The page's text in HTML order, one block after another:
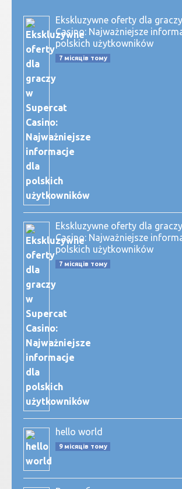
Ekskluzywne oferty dla
Casino: Najważniejsze
polskich użytkowników
7 місяців тому
Ekskluzywne oferty dla
Casino: Najważniejsze
polskich użytkowników
7 місяців тому
hello world
9 місяців тому